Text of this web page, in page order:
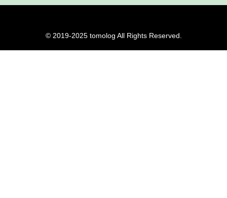
© 2019-2025 tomolog All Rights Reserved.